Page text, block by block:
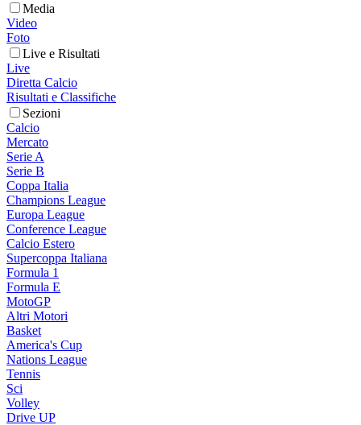
Media
Video
Foto
Live e Risultati
Live
Diretta Calcio
Risultati e Classifiche
Sezioni
Calcio
Mercato
Serie A
Serie B
Coppa Italia
Champions League
Europa League
Conference League
Calcio Estero
Supercoppa Italiana
Formula 1
Formula E
MotoGP
Altri Motori
Basket
America's Cup
Nations League
Tennis
Sci
Volley
Drive UP